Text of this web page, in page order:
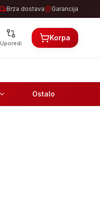
Brza dostava Garancija
Uporedi
Korpa
Ostalo